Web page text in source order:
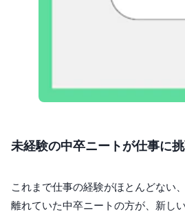
未経験の中卒ニートが仕事に
これまで仕事の経験がほとんどない
離れていた中卒ニートの方が、新し